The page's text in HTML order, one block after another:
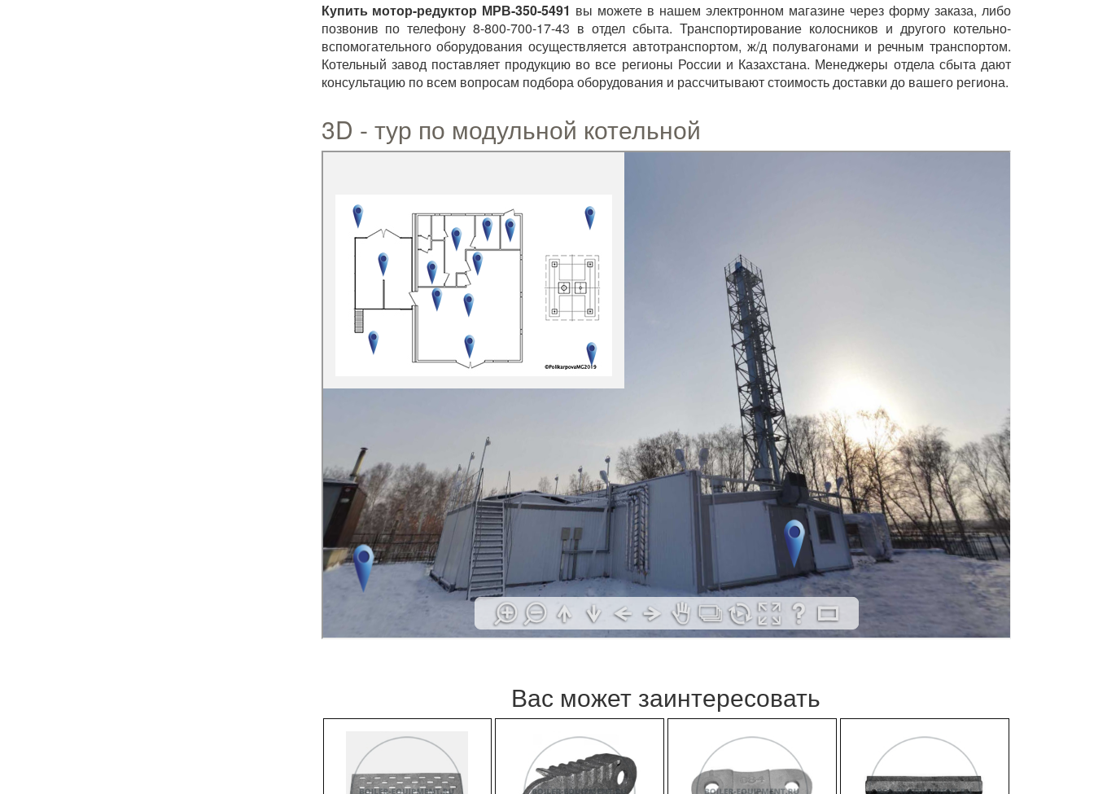
Купить мотор-редуктор МРВ-350-5491 вы можете в нашем электронном магазине через форму заказа, либо
позвонив по телефону 8-800-700-17-43 в отдел сбыта. Транспортирование колосников и другого котельно-
вспомогательного оборудования осуществляется автотранспортом, ж/д полувагонами и речным транспортом.
Котельный завод поставляет продукцию во все регионы России и Казахстана. Менеджеры отдела сбыта дают
консультацию по всем вопросам подбора оборудования и рассчитывают стоимость доставки до вашего региона.
3D - тур по модульной котельной
Вас может заинтересовать